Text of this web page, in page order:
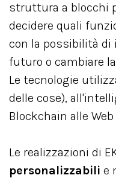
struttura a blocchi
decidere quali
con la possibilità di
futuro o cambiare
Le tecnologie
delle cose),
Blockchain alle Web
Le realizzazioni di
personalizzabili e